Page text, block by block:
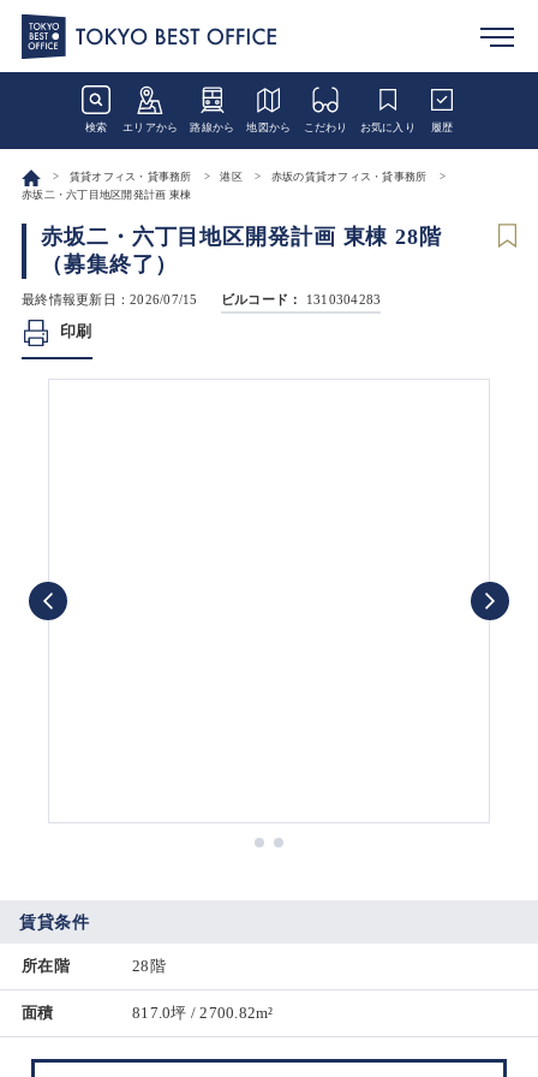
検索 エリアから 路線から 地図から こだわり お気に入り 履歴
賃貸オフィス・貸事務所 港区
赤坂の賃貸オフィス・貸事務所
赤坂二・六丁目地区開発計画 東棟
赤坂二・六丁目地区開発計画 東棟 28階
（募集終了）
最終情報更新日：2026/07/15 ビルコード： 1310304283
印刷
賃貸条件
所在階 28階
面積 817.0坪 / 2700.82m²